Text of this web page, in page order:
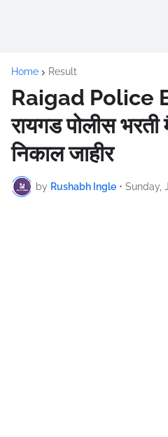
Home Result
Raigad Police
रायगड पोलीस भरती
निकाल जाहीर
by Rushabh Ingle • Sunday,